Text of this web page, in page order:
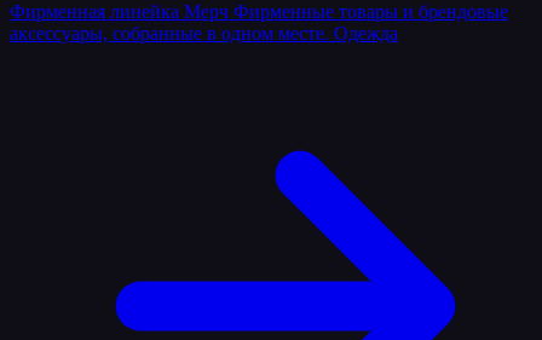
Фирменная линейка Мерч Фирменные товары и брендовые
аксессуары, собранные в одном месте. Одежда